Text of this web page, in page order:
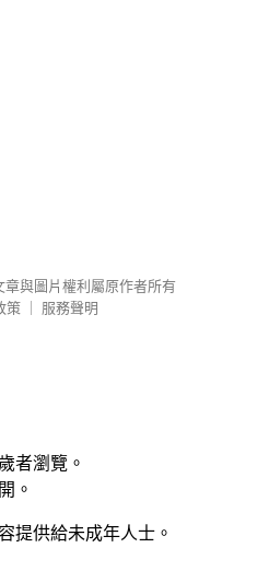
章與圖片權利屬原作者所有
策
服務聲明
者瀏覽。
。
提供給未成年人士。